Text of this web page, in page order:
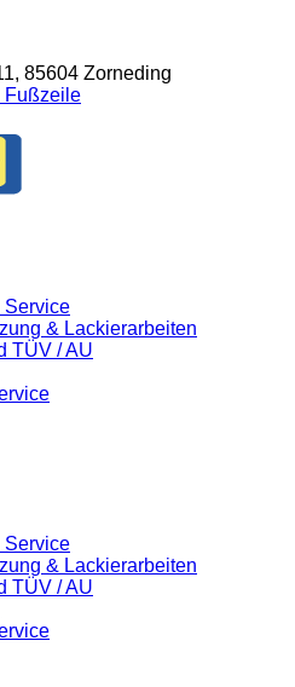
85604 Zorneding
Fußzeile
Service
& Lackierarbeiten
TÜV / AU
Service
& Lackierarbeiten
TÜV / AU